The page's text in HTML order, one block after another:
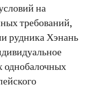
на
требований,
рудника Хэнань
однобалочных